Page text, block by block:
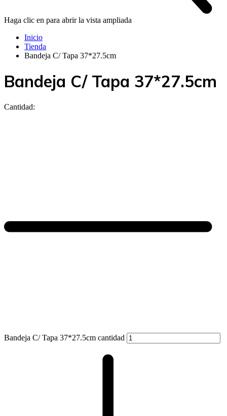
Haga clic en para abrir la vista ampliada
Inicio
Tienda
Bandeja C/ Tapa 37*27.5cm
Bandeja C/ Tapa 37*27.5cm
Cantidad:
Bandeja C/ Tapa 37*27.5cm cantidad